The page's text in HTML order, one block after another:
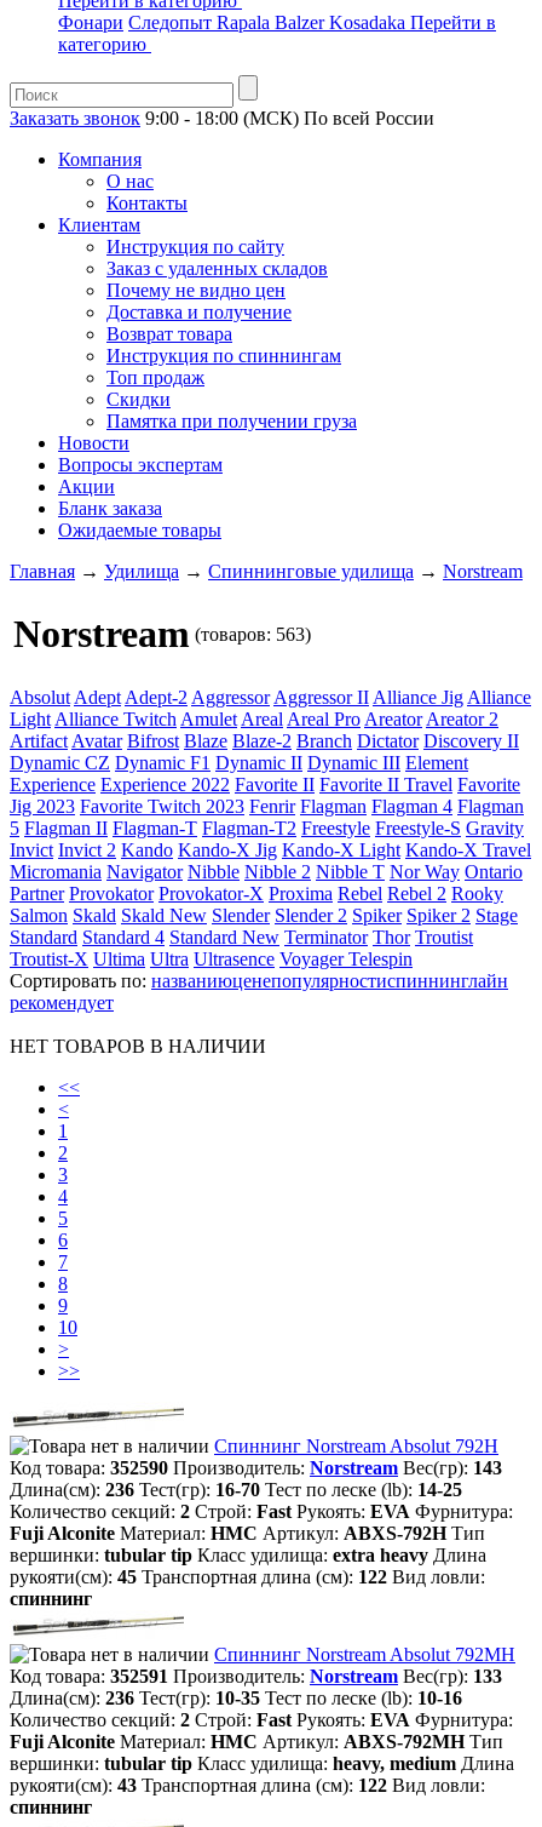
Фонари Следопыт Rapala BalzerKosadaka Перейти в
категорию
Заказать звонок 9:00 - 18:00 (МСК) По всей России
Компания
О нас
Контакты
Клиентам
Инструкция по сайту
Заказ с удаленных складов
Почему не видно цен
Доставка и получение
Возврат товара
Инструкция по спиннингам
Топ продаж
Скидки
Памятка при получении груза
Новости
Вопросы экспертам
Акции
Бланк заказа
Ожидаемые товары
Главная → Удилища → Спиннинговые удилища → Norstream
Norstream (товаров: 563)
Absolut Adept Adept-2 Aggressor Aggressor II Alliance Jig Alliance
Light Alliance Twitch Amulet Areal Areal Pro Areator Areator 2
Artifact Avatar Bifrost Blaze Blaze-2 Branch Dictator Discovery II
Dynamic CZ Dynamic F1 Dynamic II Dynamic III Element
Experience Experience 2022 Favorite II Favorite II Travel Favorite
Jig 2023 Favorite Twitch 2023 Fenrir Flagman Flagman 4 Flagman
5 Flagman II Flagman-T Flagman-T2 Freestyle Freestyle-S Gravity
Invict Invict 2 Kando Kando-X Jig Kando-X Light Kando-X Travel
Micromania Navigator Nibble Nibble 2 Nibble T Nor Way Ontario
Partner Provokator Provokator-X Proxima Rebel Rebel 2 Rooky
Salmon Skald Skald New Slender Slender 2 Spiker Spiker 2 Stage
Standard Standard 4 Standard New Terminator Thor Troutist
Troutist-X Ultima Ultra Ultrasence Voyager Telespin
Сортировать по: названиюценепопулярностиспиннинглайн
рекомендует
НЕТ ТОВАРОВ В НАЛИЧИИ
<<
<
1
2
3
4
5
6
7
8
9
10
>
>>
Спиннинг Norstream Absolut 792H
Код товара: 352590 Производитель: Norstream Вес(гр): 143
Длина(см): 236 Тест(гр): 16-70 Тест по леске (lb): 14-25
Количество секций: 2 Строй: Fast Рукоять: EVA Фурнитура:
Fuji Alconite Материал: HMC Артикул: ABXS-792H Тип
вершинки: tubular tip Класс удилища: extra heavy Длина
рукояти(см): 45 Транспортная длина (см): 122 Вид ловли:
спиннинг
Спиннинг Norstream Absolut 792MH
Код товара: 352591 Производитель: Norstream Вес(гр): 133
Длина(см): 236 Тест(гр): 10-35 Тест по леске (lb): 10-16
Количество секций: 2 Строй: Fast Рукоять: EVA Фурнитура:
Fuji Alconite Материал: HMC Артикул: ABXS-792MH Тип
вершинки: tubular tip Класс удилища: heavy, medium Длина
рукояти(см): 43 Транспортная длина (см): 122 Вид ловли:
спиннинг